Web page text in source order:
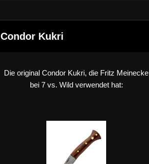
Condor Kukri
Die original Condor Kukri, die Fritz Meinecke
bei 7 vs. Wild verwendet hat: